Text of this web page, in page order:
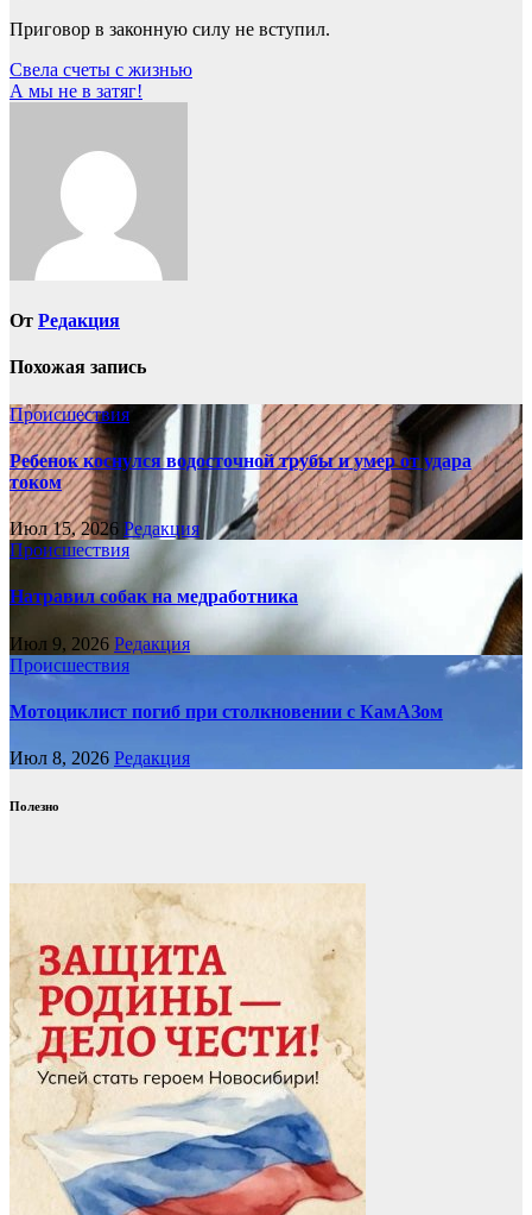
Приговор в законную силу не вступил.
Навигация
по
Свела счеты с жизнью
А мы не в затяг!
От Редакция
Похожая запись
Происшествия
Ребенок коснулся водосточной трубы и умер от удара
током
Июл 15, 2026 Редакция
Происшествия
Натравил собак на медработника
Июл 9, 2026 Редакция
Происшествия
Мотоциклист погиб при столкновении с КамАЗом
Июл 8, 2026 Редакция
Полезно